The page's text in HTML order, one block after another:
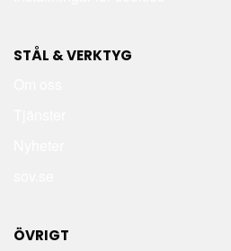
STÅL & VERKTYG
ÖVRIGT